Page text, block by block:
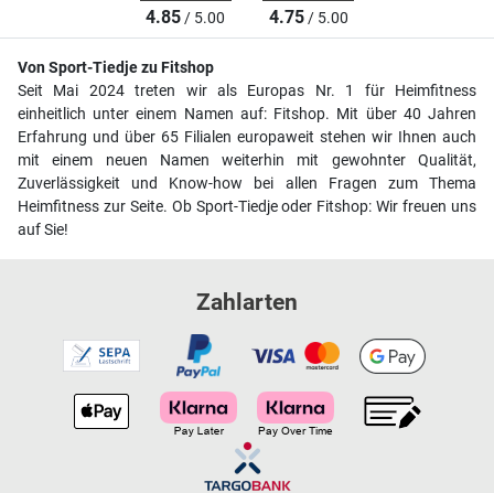
4.85/ 5.00 4.75/ 5.00
Von Sport-Tiedje zu Fitshop
Seit Mai 2024 treten wir als Europas Nr. 1 für Heimfitness
einheitlich unter einem Namen auf: Fitshop. Mit über 40 Jahren
Erfahrung und über 65 Filialen europaweit stehen wir Ihnen auch
mit einem neuen Namen weiterhin mit gewohnter Qualität,
Zuverlässigkeit und Know-how bei allen Fragen zum Thema
Heimfitness zur Seite. Ob Sport-Tiedje oder Fitshop: Wir freuen uns
auf Sie!
Zahlarten